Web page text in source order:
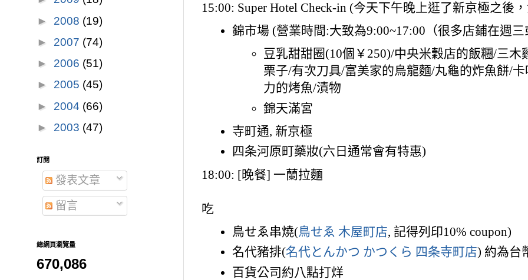
15:00: Super Hotel Check-in (今天下午晚上逛了新京極之後
錦市場 (營業時間:大致為9:00~17:00（很多店鋪在週
豆乳甜甜圈(10個￥250)/中央米穀店的飯糰/三
栗子/有次刀具/富美家的烏龍麵/丸龜的炸魚餅/
力的烤魚/漬物
錦天滿宮
寺町通, 新京極
四条河原町藥妝(六日通常會有特惠)
18:00: [晚餐] 一蘭拉麵
吃
鳥せゑ串燒(鳥せゑ 木屋町店, 記得列印10% coupon)
名代豬排(名代とんかつ かつくら 四条寺町店) 約為台
百貨公司約八點打烊
► 2008 (19)
► 2007 (74)
► 2006 (51)
► 2005 (45)
► 2004 (66)
► 2003 (47)
訂閱
發表文章
留言
總網頁瀏覽量
670,086